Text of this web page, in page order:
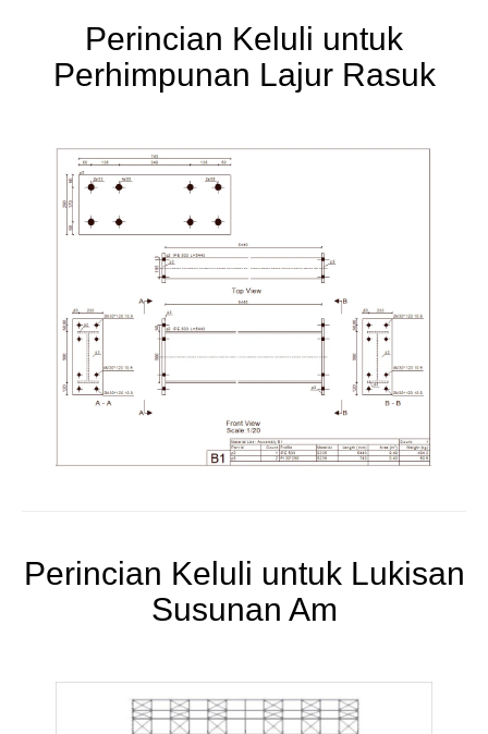
Perincian Keluli untuk
Perhimpunan Lajur Rasuk
Perincian Keluli untuk Lukisan
Susunan Am